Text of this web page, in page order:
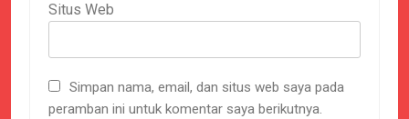
Situs Web
Simpan nama, email, dan situs web saya pada
peramban ini untuk komentar saya berikutnya.